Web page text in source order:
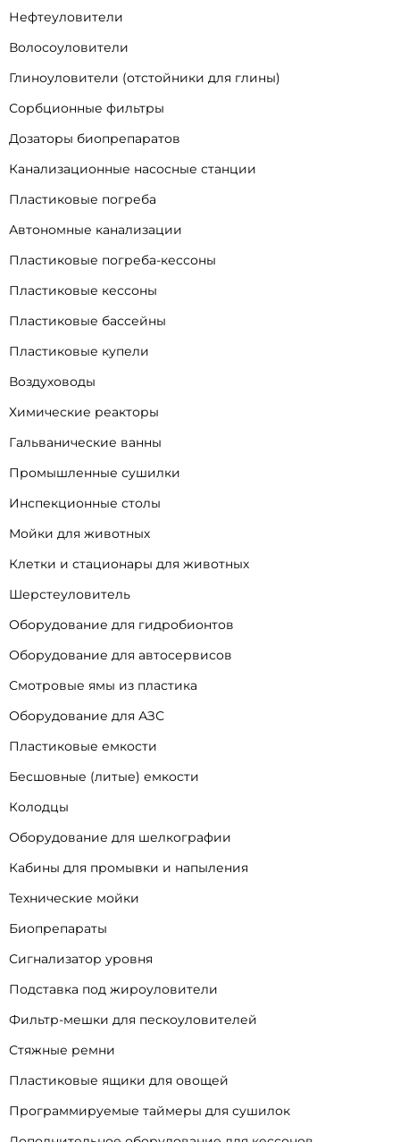
Нефтеуловители
Волосоуловители
Глиноуловители (отстойники для глины)
Сорбционные фильтры
Дозаторы биопрепаратов
Канализационные насосные станции
Пластиковые погреба
Автономные канализации
Пластиковые погреба-кессоны
Пластиковые кессоны
Пластиковые бассейны
Пластиковые купели
Воздуховоды
Химические реакторы
Гальванические ванны
Промышленные сушилки
Инспекционные столы
Мойки для животных
Клетки и стационары для животных
Шерстеуловитель
Оборудование для гидробионтов
Оборудование для автосервисов
Смотровые ямы из пластика
Оборудование для АЗС
Пластиковые емкости
Бесшовные (литые) емкости
Колодцы
Оборудование для шелкографии
Кабины для промывки и напыления
Технические мойки
Биопрепараты
Сигнализатор уровня
Подставка под жироуловители
Фильтр-мешки для пескоуловителей
Стяжные ремни
Пластиковые ящики для овощей
Программируемые таймеры для сушилок